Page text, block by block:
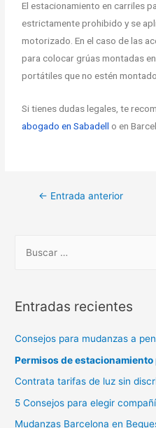
El estacionamiento en carriles
estrictamente prohibido y se
motorizado. En el caso de las
para colocar grúas montadas
portátiles que no estén
Si tienes dudas legales, te
abogado en Sabadell o en
← Entrada anterior
Entradas recientes
Consejos para mudanzas a
Permisos de
Contrata tarifas de luz sin
5 Consejos para elegir
Mudanzas Barcelona en